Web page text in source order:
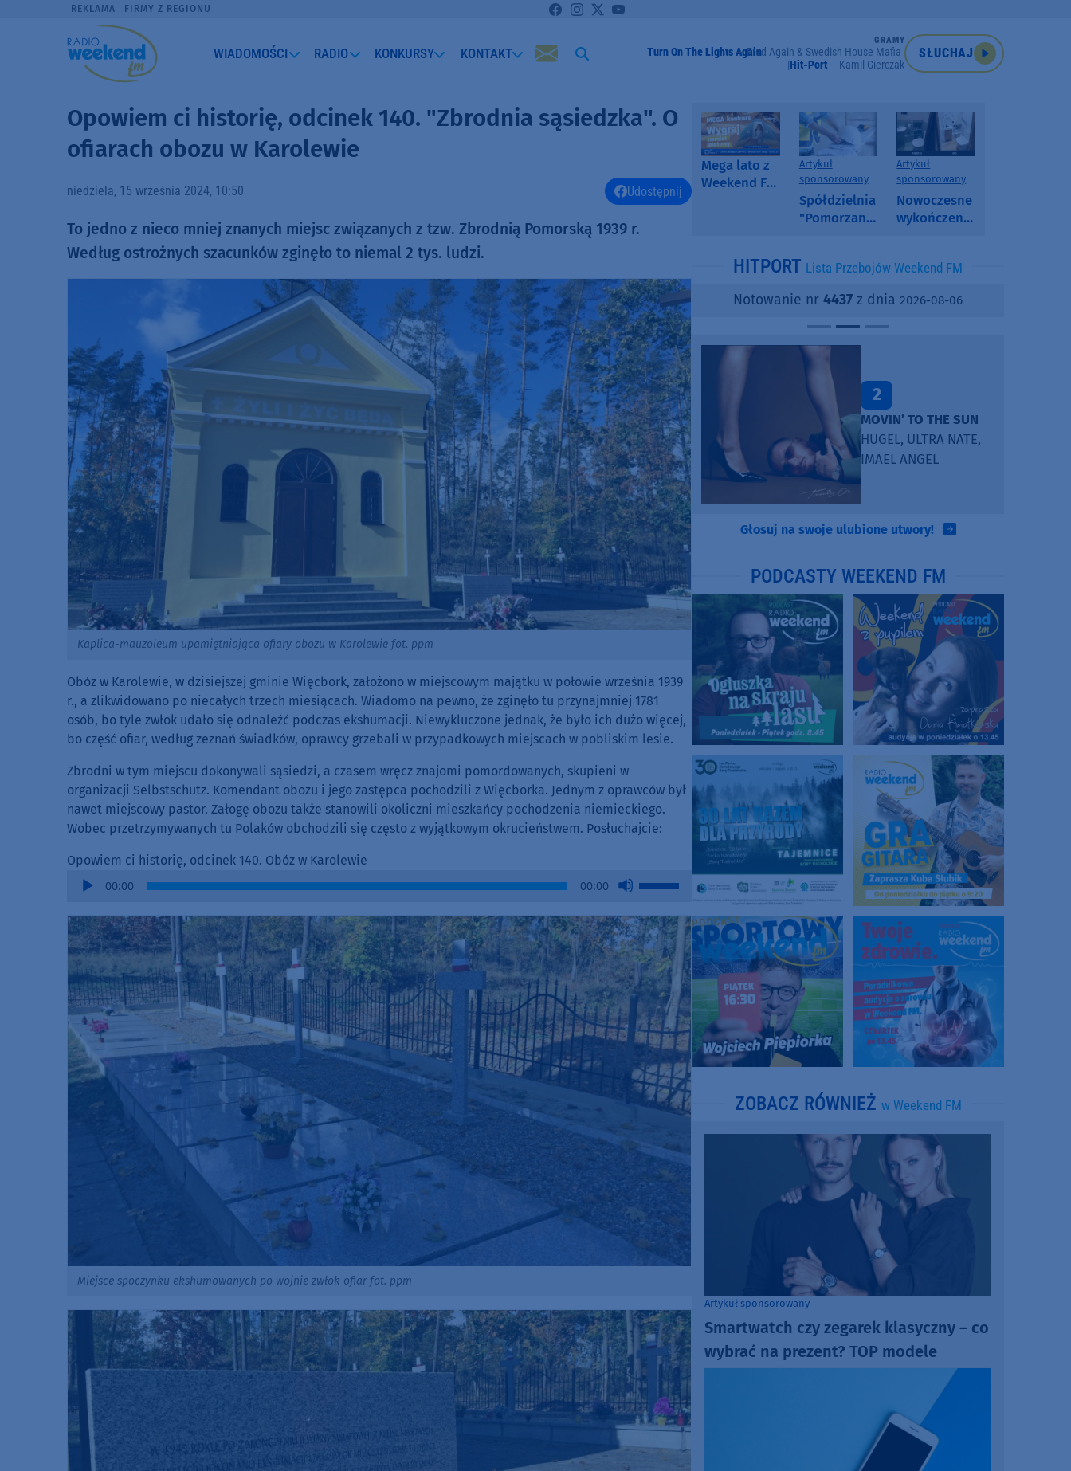
REKLAMA FIRMY Z REGIONU
WIADOMOŚCI RADIO KONKURSY KONTAKT
GRAMY
Turn On The Lights AgainFred Again & Swedish House Mafia Feat. Future
Hit-Port
Kamil Gierczak
SŁUCHAJ
Opowiem ci historię, odcinek 140. "Zbrodnia sąsiedzka". O
ofiarach obozu w Karolewie
niedziela, 15 września 2024, 10:50 Udostępnij
To jedno z nieco mniej znanych miejsc związanych z tzw. Zbrodnią Pomorską 1939 r.
Według ostrożnych szacunków zginęło to niemal 2 tys. ludzi.
Kaplica-mauzoleum upamiętniająca ofiary obozu w Karolewie fot. ppm
Obóz w Karolewie, w dzisiejszej gminie Więcbork, założono w miejscowym majątku w połowie września 1939
r., a zlikwidowano po niecałych trzech miesiącach. Wiadomo na pewno, że zginęło tu przynajmniej 1781
osób, bo tyle zwłok udało się odnaleźć podczas ekshumacji. Niewykluczone jednak, że było ich dużo więcej,
bo część ofiar, według zeznań świadków, oprawcy grzebali w przypadkowych miejscach w pobliskim lesie.
Zbrodni w tym miejscu dokonywali sąsiedzi, a czasem wręcz znajomi pomordowanych, skupieni w
organizacji Selbstschutz. Komendant obozu i jego zastępca pochodzili z Więcborka. Jednym z oprawców był
nawet miejscowy pastor. Załogę obozu także stanowili okoliczni mieszkańcy pochodzenia niemieckiego.
Wobec przetrzymywanych tu Polaków obchodzili się często z wyjątkowym okrucieństwem. Posłuchajcie:
Opowiem ci historię, odcinek 140. Obóz w Karolewie
Audio
00:00 00:00
Use
Arrow
keys
to
increase
or
decrease
volume.
Miejsce spoczynku ekshumowanych po wojnie zwłok ofiar fot. ppm
Mega lato z
Weekend FM
Artykuł
sponsorowany
Spółdzielnia
"Pomorzanka"
informuje o
i ofertach
najmu
Artykuł
sponsorowany
Nowoczesne
wykończenia
SPC, WPC i
kamienny
HITPORT Lista Przebojów Weekend FM
Notowanie nr 4437 z dnia 2026-08-06
2
MOVIN’ TO THE SUN
HUGEL, ULTRA NATE,
IMAEL ANGEL
Głosuj na swoje ulubione utwory!
PODCASTY WEEKEND FM
ZOBACZ RÓWNIEŻ w Weekend FM
Artykuł sponsorowany
Smartwatch czy zegarek klasyczny – co
wybrać na prezent? TOP modele